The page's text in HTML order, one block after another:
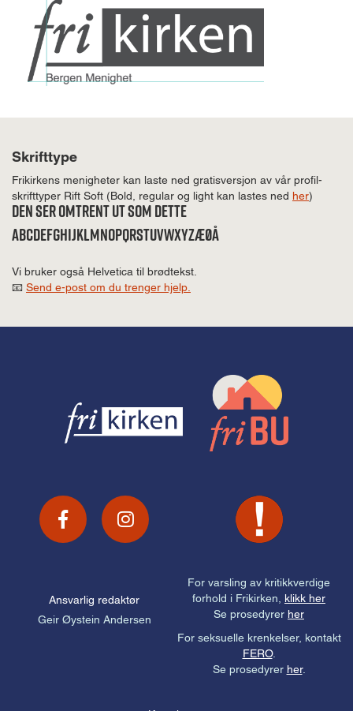
Skrifttype
Frikirkens menigheter kan laste ned gratisversjon av vår profil-
skrifttyper Rift Soft (Bold, regular og light kan lastes ned her)
Den ser omtrent ut som dette
abcdefghijklmnopqrstuvwxyzæøå
Vi bruker også Helvetica til brødtekst.
📧 Send e-post om du trenger hjelp.
Ansvarlig redaktør
Geir Øystein Andersen
For varsling av kritikkverdige
forhold i Frikirken, klikk her
Se prosedyrer her
For seksuelle krenkelser, kontakt
FERO.
Se prosedyrer her.